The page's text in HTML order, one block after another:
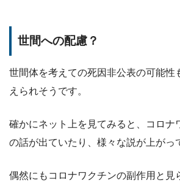
世間への配慮？
世間体を考えての死因非公表の可能性
えられそうです。
確かにネット上を見てみると、コロナ
の話が出ていたり、様々な説が上がっ
偶然にもコロナワクチンの副作用と見